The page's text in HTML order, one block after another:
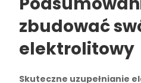
zbudować
elektrolitowy
Skuteczne uzupełnianie